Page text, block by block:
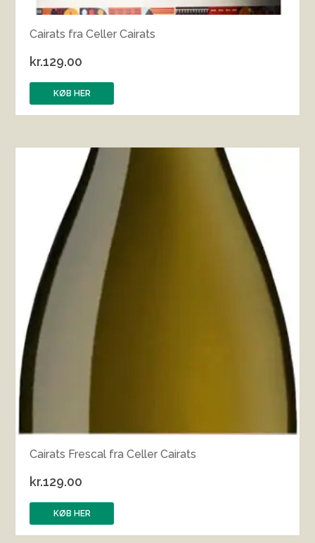
Cairats fra Celler Cairats
kr.129.00
KØB HER
Cairats Frescal fra Celler Cairats
kr.129.00
KØB HER